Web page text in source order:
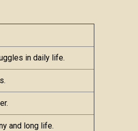
in daily life.
and long life.